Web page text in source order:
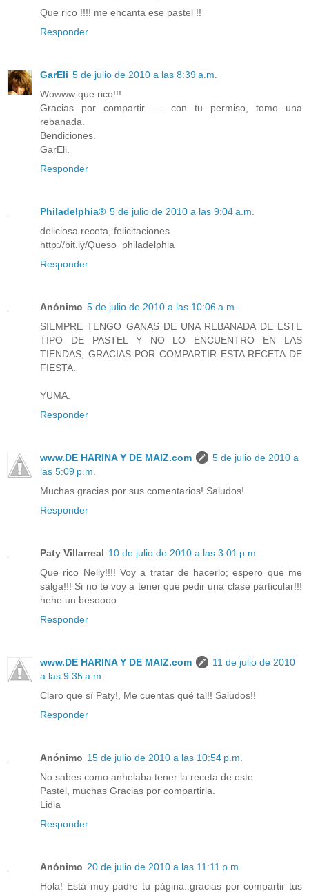
Que rico !!!! me encanta ese pastel !!
Responder
GarEli 5 de julio de 2010 a las 8:39 a.m.
Wowww que rico!!!
Gracias por compartir....... con tu permiso, tomo una
rebanada.
Bendiciones.
GarEli.
Responder
Philadelphia® 5 de julio de 2010 a las 9:04 a.m.
deliciosa receta, felicitaciones
http://bit.ly/Queso_philadelphia
Responder
Anónimo 5 de julio de 2010 a las 10:06 a.m.
SIEMPRE TENGO GANAS DE UNA REBANADA DE ESTE
TIPO DE PASTEL Y NO LO ENCUENTRO EN LAS
TIENDAS, GRACIAS POR COMPARTIR ESTA RECETA DE
FIESTA.
YUMA.
Responder
www.DE HARINA Y DE MAIZ.com
5 de julio de 2010 a
las 5:09 p.m.
Muchas gracias por sus comentarios! Saludos!
Responder
Paty Villarreal 10 de julio de 2010 a las 3:01 p.m.
Que rico Nelly!!!! Voy a tratar de hacerlo; espero que me
salga!!! Si no te voy a tener que pedir una clase particular!!!
hehe un besoooo
Responder
www.DE HARINA Y DE MAIZ.com
11 de julio de 2010
a las 9:35 a.m.
Claro que sí Paty!, Me cuentas qué tal!! Saludos!!
Responder
Anónimo 15 de julio de 2010 a las 10:54 p.m.
No sabes como anhelaba tener la receta de este
Pastel, muchas Gracias por compartirla.
Lidia
Responder
Anónimo 20 de julio de 2010 a las 11:11 p.m.
Hola! Está muy padre tu página..gracias por compartir tus